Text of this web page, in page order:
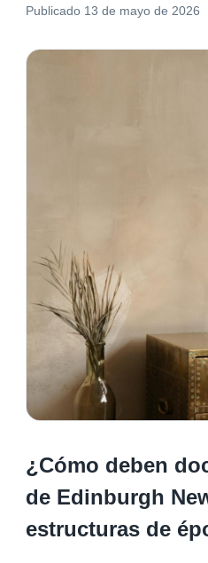
Publicado 13 de mayo de 2026
¿Cómo deben
de Edinburgh
estructuras de